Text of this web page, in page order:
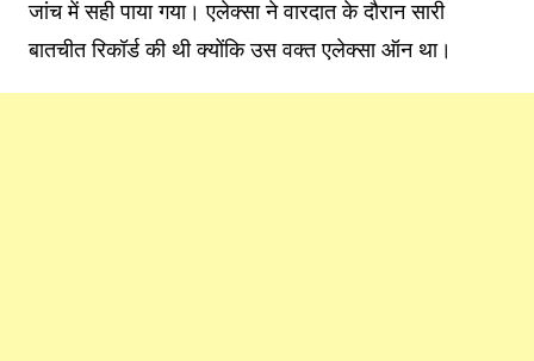
जांच में सही पाया गया। एलेक्सा ने वारदात के दौरान सारी
बातचीत रिकॉर्ड की थी क्योंकि उस वक्त एलेक्सा ऑन था।